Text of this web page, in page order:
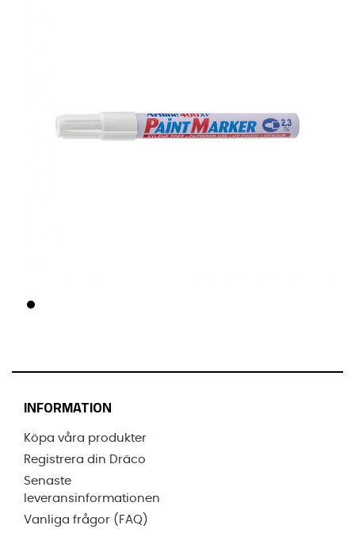
INFORMATION
Köpa våra produkter
Registrera din Dräco
Senaste
leveransinformationen
Vanliga frågor (FAQ)